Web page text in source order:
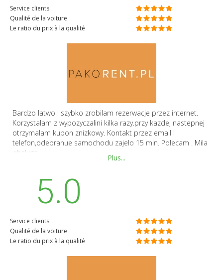
Service clients
Qualité de la voiture
Le ratio du prix à la qualité
Bardzo latwo I szybko zrobilam rezerwacje przez internet.
Korzystalam z wypozyczalini kilka razy.przy kazdej nastepnej
otrzymalam kupon znizkowy. Kontakt przez email I
telefon,odebranue samochodu zajelo 15 min. Polecam . Mila
obsluga.
Plus...
5.0
Service clients
Qualité de la voiture
Le ratio du prix à la qualité